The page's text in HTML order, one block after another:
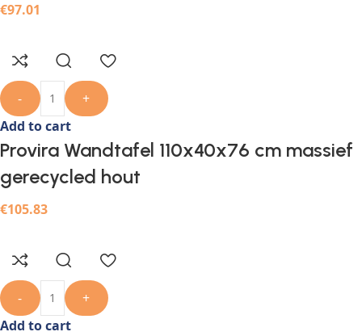
€97.01
-
+
Add to cart
Provira Wandtafel 110x40x76 cm massief
gerecycled hout
€105.83
-
+
Add to cart